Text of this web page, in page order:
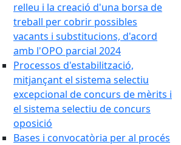
relleu i la creació d'una borsa de
treball per cobrir possibles
vacants i substitucions, d'acord
amb l'OPO parcial 2024
Processos d'estabilització,
mitjançant el sistema selectiu
excepcional de concurs de mèrits i
el sistema selectiu de concurs
oposició
Bases i convocatòria per al procés